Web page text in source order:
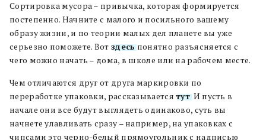
Сортировка мусора – привычка, которая формируется
постепенно. Начните с малого и посильного вашему
образу жизни, и по теории малых дел планете вы уже
серьезно поможете. Вот здесьпонятно разъясняется с
чего можно начать – дома, в школе или на рабочем месте.
Чем отличаются друг от друга маркировки по
переработке упаковки, рассказываетсятут. И пусть в
начале они все будут выглядеть одинаково, суть вы
начнете улавливать сразу – например, на упаковках с
чипсами это черно-белый прямоугольник с надписью